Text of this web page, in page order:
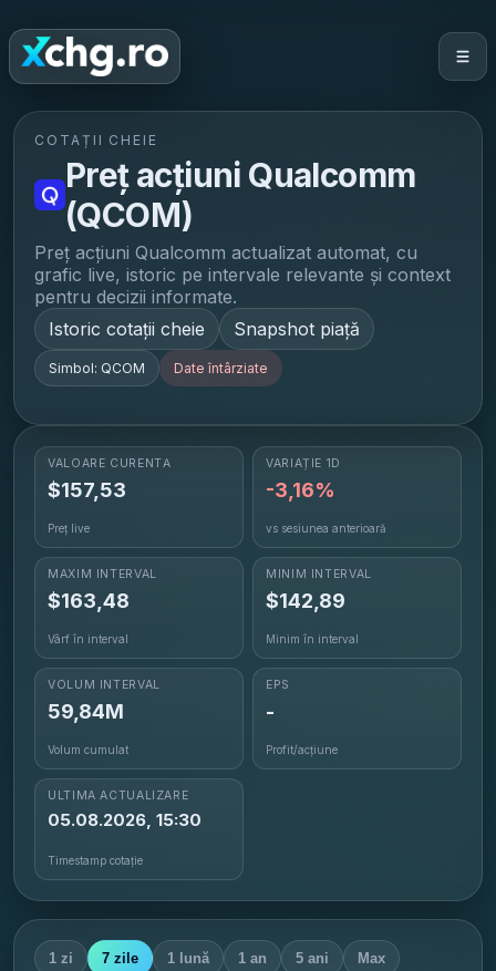
COTAȚII CHEIE
Preț acțiuni Qualcomm
(QCOM)
Preț acțiuni Qualcomm actualizat automat, cu
grafic live, istoric pe intervale relevante și context
pentru decizii informate.
Istoric cotații cheie
Snapshot piață
Simbol: QCOM Date întârziate
VALOARE CURENTĂ
$157,53
Preț live
VARIAȚIE 1D
-3,16%
vs sesiunea anterioară
MAXIM INTERVAL
$163,48
Vârf în interval
MINIM INTERVAL
$142,89
Minim în interval
VOLUM INTERVAL
59,84M
Volum cumulat
EPS
-
Profit/acțiune
ULTIMA ACTUALIZARE
05.08.2026, 15:30
Timestamp cotație
1 zi 7 zile 1 lună 1 an 5 ani Max